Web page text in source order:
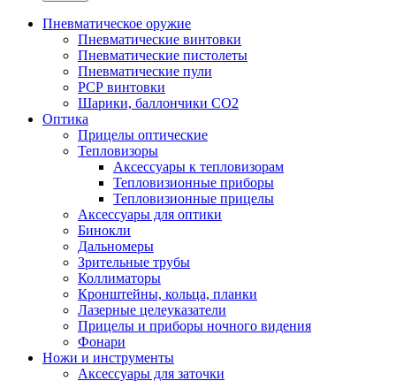
Пневматическое оружие
Пневматические винтовки
Пневматические пистолеты
Пневматические пули
РСР винтовки
Шарики, баллончики СО2
Оптика
Прицелы оптические
Тепловизоры
Аксессуары к тепловизорам
Тепловизионные приборы
Тепловизионные прицелы
Аксессуары для оптики
Бинокли
Дальномеры
Зрительные трубы
Коллиматоры
Кронштейны, кольца, планки
Лазерные целеуказатели
Прицелы и приборы ночного видения
Фонари
Ножи и инструменты
Аксессуары для заточки